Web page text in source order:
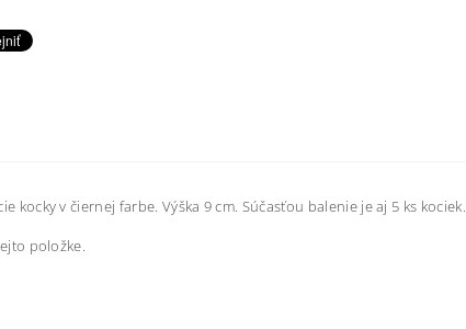
kocky v čiernej farbe. Výška 9 cm. Súčasťou balenie je aj 5 ks kociek.
položke.